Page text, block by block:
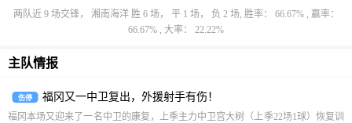
两队近 9 场交锋， 湘南海洋 胜 6 场， 平 1 场， 负 2 场, 胜率： 66.67% , 赢率：
66.67% , 大率： 22.22%
主队情报
伤停 福冈又一中卫复出，外援射手有伤！
福冈本场又迎来了一名中卫的康复，上季主力中卫宫大树（上季22场1球）恢复训